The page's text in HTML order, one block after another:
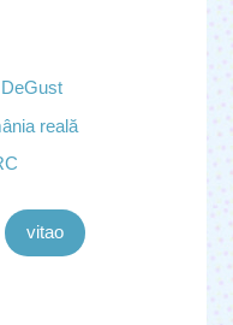
reală
vitao